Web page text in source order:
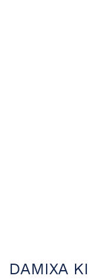
DAMIXA